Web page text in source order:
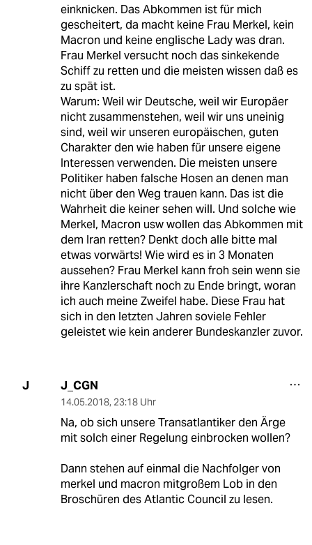
einknicken. Das Abkommen ist für mich
gescheitert, da macht keine Frau Merkel, kein
Macron und keine englische Lady was dran.
Frau Merkel versucht noch das sinkekende
Schiff zu retten und die meisten wissen daß es
zu spät ist.
Warum: Weil wir Deutsche, weil wir Europäer
nicht zusammenstehen, weil wir uns uneinig
sind, weil wir unseren europäischen, guten
Charakter den wie haben für unsere eigene
Interessen verwenden. Die meisten unsere
Politiker haben falsche Hosen an denen man
nicht über den Weg trauen kann. Das ist die
Wahrheit die keiner sehen will. Und solche wie
Merkel, Macron usw wollen das Abkommen mit
dem Iran retten? Denkt doch alle bitte mal
etwas vorwärts! Wie wird es in 3 Monaten
aussehen? Frau Merkel kann froh sein wenn sie
ihre Kanzlerschaft noch zu Ende bringt, woran
ich auch meine Zweifel habe. Diese Frau hat
sich in den letzten Jahren soviele Fehler
geleistet wie kein anderer Bundeskanzler zuvor.
J J_CGN
14.05.2018, 23:18 Uhr
Na, ob sich unsere Transatlantiker den Ärge
mit solch einer Regelung einbrocken wollen?
Dann stehen auf einmal die Nachfolger von
merkel und macron mitgroßem Lob in den
Broschüren des Atlantic Council zu lesen.